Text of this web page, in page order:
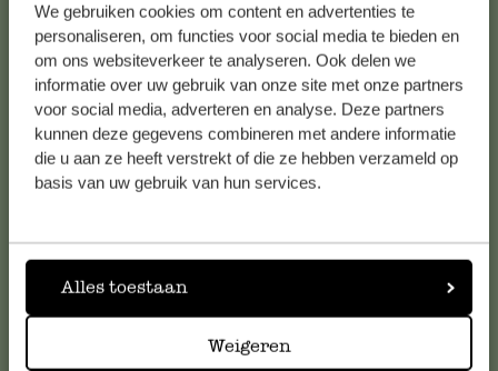
We gebruiken cookies om content en advertenties te
personaliseren, om functies voor social media te bieden en
om ons websiteverkeer te analyseren. Ook delen we
informatie over uw gebruik van onze site met onze partners
voor social media, adverteren en analyse. Deze partners
kunnen deze gegevens combineren met andere informatie
die u aan ze heeft verstrekt of die ze hebben verzameld op
basis van uw gebruik van hun services.
Alles toestaan
Weigeren
Klantenservice
Voor vragen, tips of hulp kun je contact opnemen met onze
meestgestelde vragen
klantenservice@dille-kamille.com